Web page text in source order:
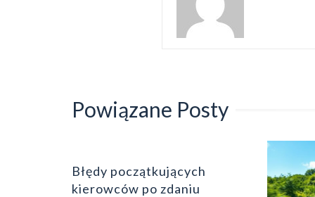
Powiązane Posty
Błędy początkujących
kierowców po zdaniu